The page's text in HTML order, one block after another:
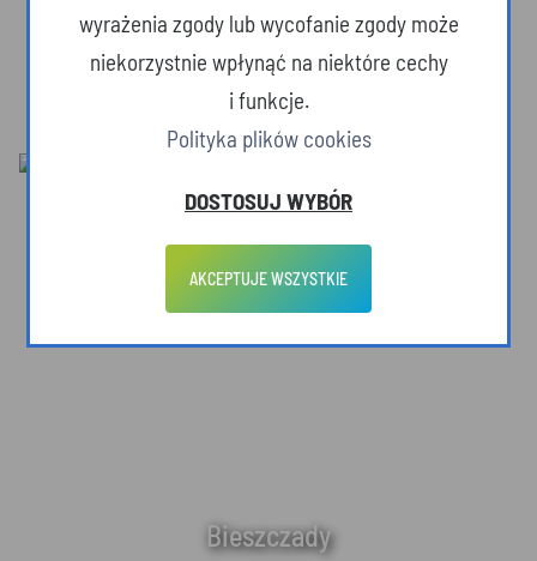
Dzika przyroda
Bieszczady
wyrażenia zgody lub wycofanie zgody może
niekorzystnie wpłynąć na niektóre cechy
i funkcje.
Polityka plików cookies
DOSTOSUJ WYBÓR
AKCEPTUJE WSZYSTKIE